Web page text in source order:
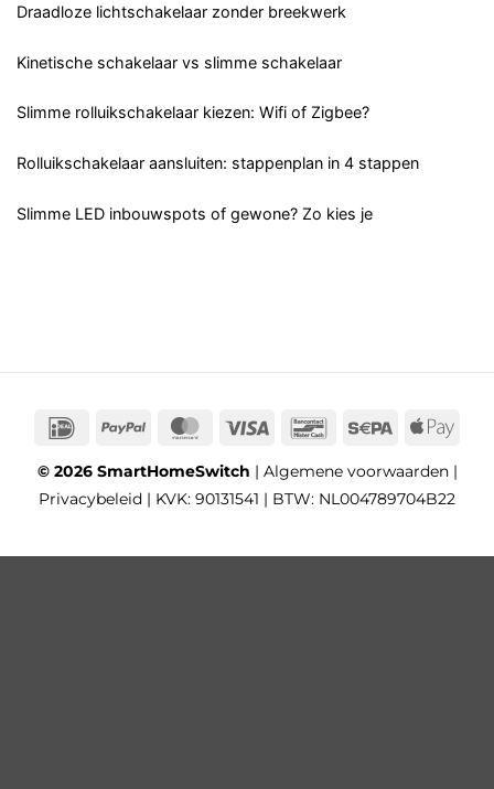
Draadloze lichtschakelaar zonder breekwerk
Kinetische schakelaar vs slimme schakelaar
Slimme rolluikschakelaar kiezen: Wifi of Zigbee?
Rolluikschakelaar aansluiten: stappenplan in 4 stappen
Slimme LED inbouwspots of gewone? Zo kies je
IDeal PayPal MasterCard
Visa Bancontact
Sepa
© 2026 SmartHomeSwitch | Algemene voorwaarden|
Privacybeleid | KVK: 90131541 | BTW: NL004789704B22